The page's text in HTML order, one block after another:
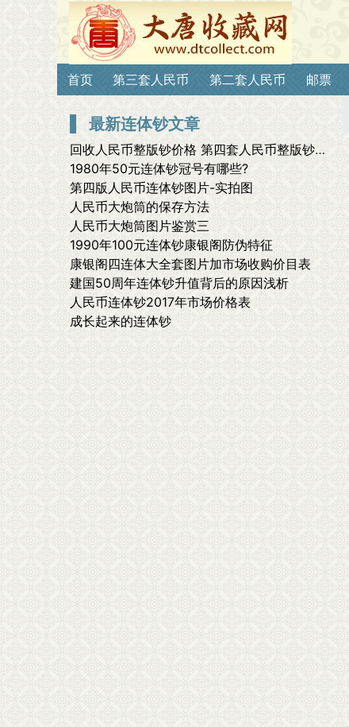
首页 第三套人民币 第二套人民币 邮票
最新连体钞文章
回收人民币整版钞价格 第四套人民币整版钞最新价格
1980年50元连体钞冠号有哪些?
第四版人民币连体钞图片-实拍图
人民币大炮筒的保存方法
人民币大炮筒图片鉴赏三
1990年100元连体钞康银阁防伪特征
康银阁四连体大全套图片加市场收购价目表
建国50周年连体钞升值背后的原因浅析
人民币连体钞2017年市场价格表
成长起来的连体钞